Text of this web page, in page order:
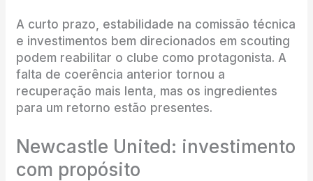
A curto prazo, estabilidade na comissão técnica
e investimentos bem direcionados em scouting
podem reabilitar o clube como protagonista. A
falta de coerência anterior tornou a
recuperação mais lenta, mas os ingredientes
para um retorno estão presentes.
Newcastle United: investimento
com propósito